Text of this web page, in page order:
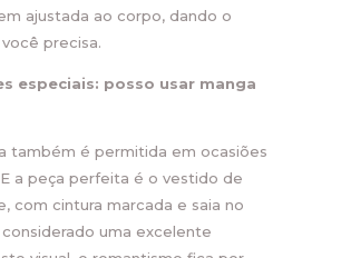
ajustada ao corpo, dando o
precisa.
especiais: posso usar manga
também é permitida em ocasiões
a peça perfeita é o vestido de
com cintura marcada e saia no
uma excelente